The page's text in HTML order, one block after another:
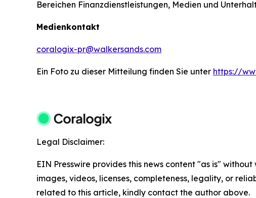
Bereichen Finanzdienstleistungen, Medien und
Medienkontakt
coralogix-pr@walkersands.com
Ein Foto zu dieser Mitteilung finden Sie unter https://
Legal Disclaimer:
EIN Presswire provides this news content "as is"
images, videos, licenses, completeness, legality, or
related to this article, kindly contact the author above.